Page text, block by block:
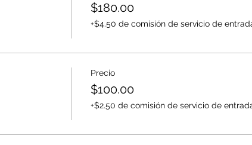
$180.00
+$4.50 de comisión de servicio de
Precio
$100.00
+$2.50 de comisión de servicio de